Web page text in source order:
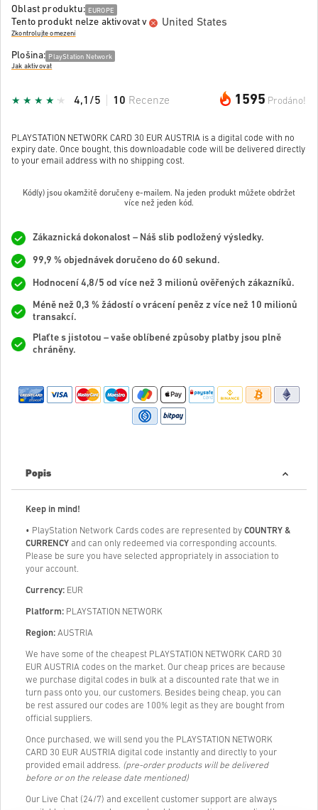
Oblast produktu: EUROPE
Tento produkt nelze aktivovat v United States
Zkontrolujte omezení
Plošina: PlayStation Network
Jak aktivovat
1595 Prodáno!
4,1/5 10 Recenze
PLAYSTATION NETWORK CARD 30 EUR AUSTRIA is a digital code with no
expiry date. Once bought, this downloadable code will be delivered directly
to your email address with no shipping cost.
Kód(y) jsou okamžitě doručeny e-mailem. Na jeden produkt můžete obdržet
více než jeden kód.
Zákaznická dokonalost – Náš slib podložený výsledky.
99,9 % objednávek doručeno do 60 sekund.
Hodnocení 4,8/5 od více než 3 milionů ověřených zákazníků.
Méně než 0,3 % žádostí o vrácení peněz z více než 10 milionů
transakcí.
Plaťte s jistotou – vaše oblíbené způsoby platby jsou plně
chráněny.
Popis
Keep in mind!
• PlayStation Network Cards codes are represented by COUNTRY &
CURRENCY and can only redeemed via corresponding accounts.
Please be sure you have selected appropriately in association to
your account.
Currency: EUR
Platform: PLAYSTATION NETWORK
Region: AUSTRIA
We have some of the cheapest PLAYSTATION NETWORK CARD 30
EUR AUSTRIA codes on the market. Our cheap prices are because
we purchase digital codes in bulk at a discounted rate that we in
turn pass onto you, our customers. Besides being cheap, you can
be rest assured our codes are 100% legit as they are bought from
official suppliers.
Once purchased, we will send you the PLAYSTATION NETWORK
CARD 30 EUR AUSTRIA digital code instantly and directly to your
provided email address. (pre-order products will be delivered
before or on the release date mentioned)
Our Live Chat (24/7) and excellent customer support are always